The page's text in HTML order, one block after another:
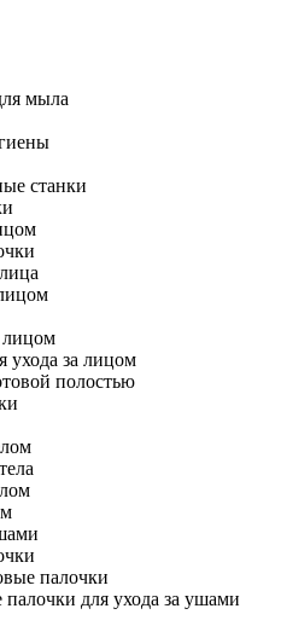
мыла
станки
лицом
ухода за лицом
полостью
палочки
для ухода за ушами